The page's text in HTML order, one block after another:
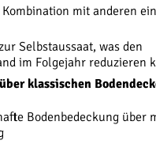
mit anderen
Selbstaussaat, was den
im Folgejahr reduzieren
klassischen
Bodenbedeckung über